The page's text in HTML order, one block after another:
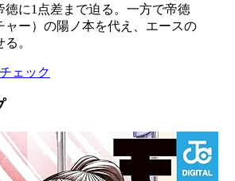
徳に1点差まで迫る。一方で帝徳
ャー）の陽ノ本を代え、エースの
。
ェック